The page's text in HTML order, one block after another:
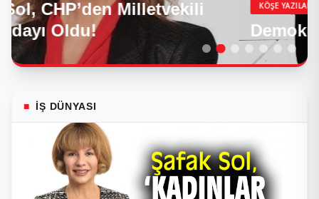
KÖŞE YAZILARI
Demokrasinin Sessiz Sınavı
■ İŞ DÜNYASI